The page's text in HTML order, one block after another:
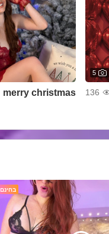
5
136
merry christmas
בחינם